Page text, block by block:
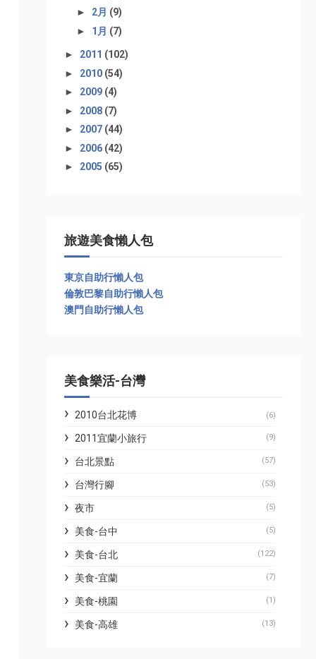
► 2月 (9)
► 1月 (7)
► 2011 (102)
► 2010 (54)
► 2009 (4)
► 2008 (7)
► 2007 (44)
► 2006 (42)
► 2005 (65)
旅遊美食懶人包
東京自助行懶人包
倫敦巴黎自助行懶人包
澳門自助行懶人包
美食樂活-台灣
2010台北花博 (6)
2011宜蘭小旅行 (9)
台北景點 (57)
台灣行腳 (53)
夜市 (5)
美食-台中 (5)
美食-台北 (122)
美食-宜蘭 (7)
美食-桃園 (1)
美食-高雄 (13)